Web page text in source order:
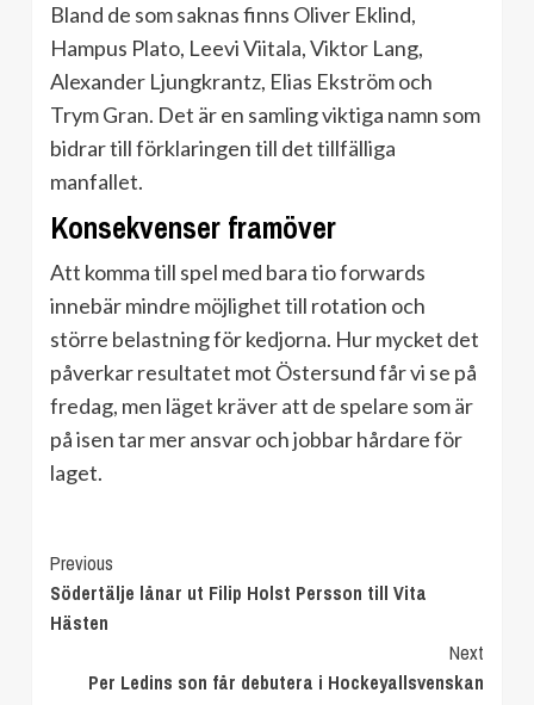
Bland de som saknas finns Oliver Eklind,
Hampus Plato, Leevi Viitala, Viktor Lang,
Alexander Ljungkrantz, Elias Ekström och
Trym Gran. Det är en samling viktiga namn som
bidrar till förklaringen till det tillfälliga
manfallet.
Konsekvenser framöver
Att komma till spel med bara tio forwards
innebär mindre möjlighet till rotation och
större belastning för kedjorna. Hur mycket det
påverkar resultatet mot Östersund får vi se på
fredag, men läget kräver att de spelare som är
på isen tar mer ansvar och jobbar hårdare för
laget.
Continue
Reading
Previous
Södertälje lånar ut Filip Holst Persson till Vita
Hästen
Next
Per Ledins son får debutera i Hockeyallsvenskan